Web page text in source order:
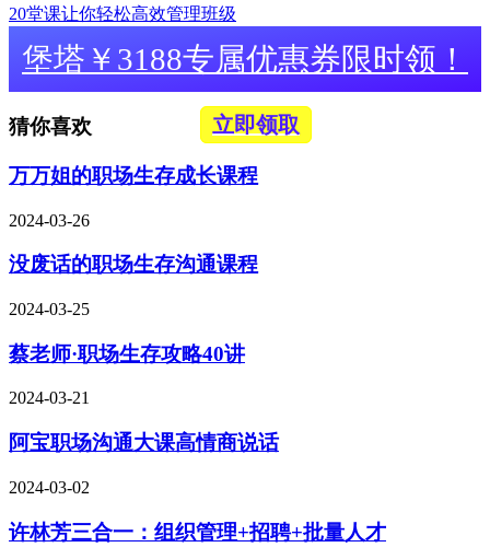
20堂课让你轻松高效管理班级
堡塔￥3188专属优惠券限时领！
立即领取
猜你喜欢
万万姐的职场生存成长课程
2024-03-26
没废话的职场生存沟通课程
2024-03-25
蔡老师·职场生存攻略40讲
2024-03-21
阿宝职场沟通大课高情商说话
2024-03-02
许林芳三合一：组织管理+招聘+批量人才